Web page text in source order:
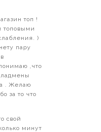
топ !
топовыми
)
пару
,что
. Желаю
за то что
свой
минут